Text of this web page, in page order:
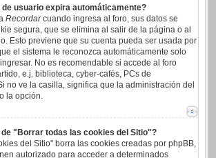
usuario expira automáticamente?
Recordarcuando ingresa al foro, sus datos se
segura, que se elimina al salir de la página o al
Esto previene que su cuenta pueda ser usada por
el sistema le reconozca automáticamente solo
No es recomendable si accede al foro
e.j. biblioteca, cyber-cafés, PCs de
no ve la casilla, significa que la administración del
la opción.
"Borrar todas las cookies del Sitio"?
del Sitio" borra las cookies creadas por phpBB,
autorizado para acceder a determinados